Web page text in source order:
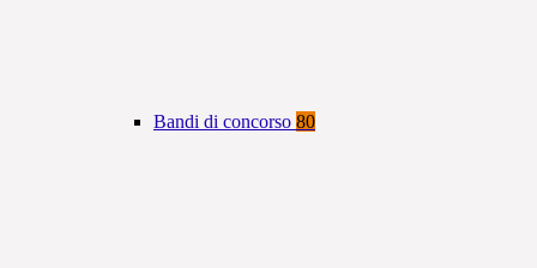
Bandi di concorso 80